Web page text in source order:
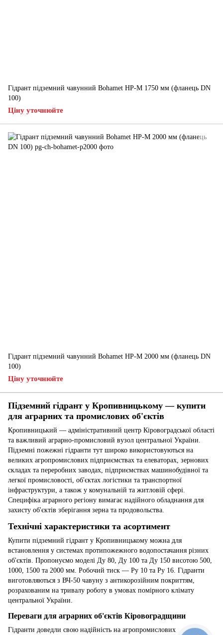
Гідрант підземний чавунний Bohamet HP-M 1750 мм (фланець DN
100)
Ціну уточнюйте
Гідрант підземний чавунний Bohamet HP-M 2000 мм (фланець DN
100)
Ціну уточнюйте
Підземний гідрант у Кропивницькому — купити
для аграрних та промислових об'єктів
Кропивницький — адміністративний центр Кіровоградської області
та важливий аграрно-промисловий вузол центральної України.
Підземні пожежні гідранти тут широко використовуються на
великих агропромислових підприємствах та елеваторах, зернових
складах та переробних заводах, підприємствах машинобудівної та
легкої промисловості, об'єктах логістики та транспортної
інфраструктури, а також у комунальній та житловій сфері.
Специфіка аграрного регіону вимагає надійного обладнання для
захисту об'єктів зберігання зерна та продовольства.
Технічні характеристики та асортимент
Купити підземний гідрант у Кропивницькому можна для
встановлення у системах протипожежного водопостачання різних
об'єктів. Пропонуємо моделі Ду 80, Ду 100 та Ду 150 висотою 500,
1000, 1500 та 2000 мм. Робочий тиск — Ру 10 та Ру 16. Гідранти
виготовляються з ВЧ-50 чавуну з антикорозійним покриттям,
розрахованим на тривалу роботу в умовах помірного клімату
центральної України.
Переваги для аграрних об'єктів Кіровоградщини
Гідранти доведли свою надійність на агропромислових